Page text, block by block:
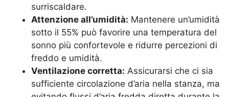
surriscaldare.
Attenzione all’umidità: Mantenere un’umidità
sotto il 55% può favorire una temperatura del
sonno più confortevole e ridurre percezioni di
freddo e umidità.
Ventilazione corretta: Assicurarsi che ci sia
sufficiente circolazione d’aria nella stanza, ma